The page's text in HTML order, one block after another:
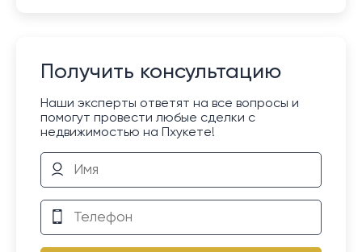
Получить консультацию
Наши эксперты ответят на все вопросы и
помогут провести любые сделки с
недвижимостью на Пхукете!